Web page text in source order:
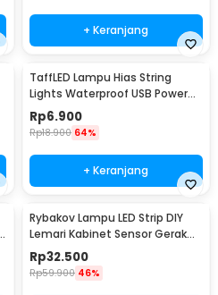
+ Keranjang
TaffLED Lampu Hias String
Lights Waterproof USB Power
50 LED 5M - SZ
Rp6.900
Rp18.900 64%
+ Keranjang
Rybakov Lampu LED Strip DIY
Lemari Kabinet Sensor Gerak
4.5W 1M - 2835
Rp32.500
Rp59.900 46%